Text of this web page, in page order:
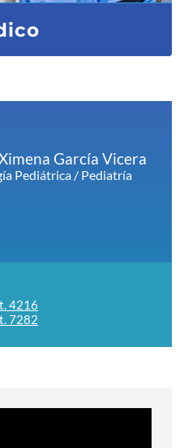
García Vicera
Pediátrica / Pediatría
4216
7282